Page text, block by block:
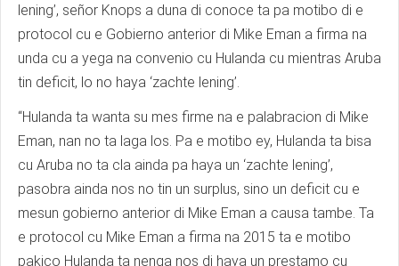
lening’, señor Knops a duna di conoce ta pa motibo di e
protocol cu e Gobierno anterior di Mike Eman a firma na
unda cu a yega na convenio cu Hulanda cu mientras Aruba
tin deficit, lo no haya ‘zachte lening’.
“Hulanda ta wanta su mes firme na e palabracion di Mike
Eman, nan no ta laga los. Pa e motibo ey, Hulanda ta bisa
cu Aruba no ta cla ainda pa haya un ‘zachte lening’,
pasobra ainda nos no tin un surplus, sino un deficit cu e
mesun gobierno anterior di Mike Eman a causa tambe. Ta
e protocol cu Mike Eman a firma na 2015 ta e motibo
pakico Hulanda ta nenga nos di haya un prestamo cu